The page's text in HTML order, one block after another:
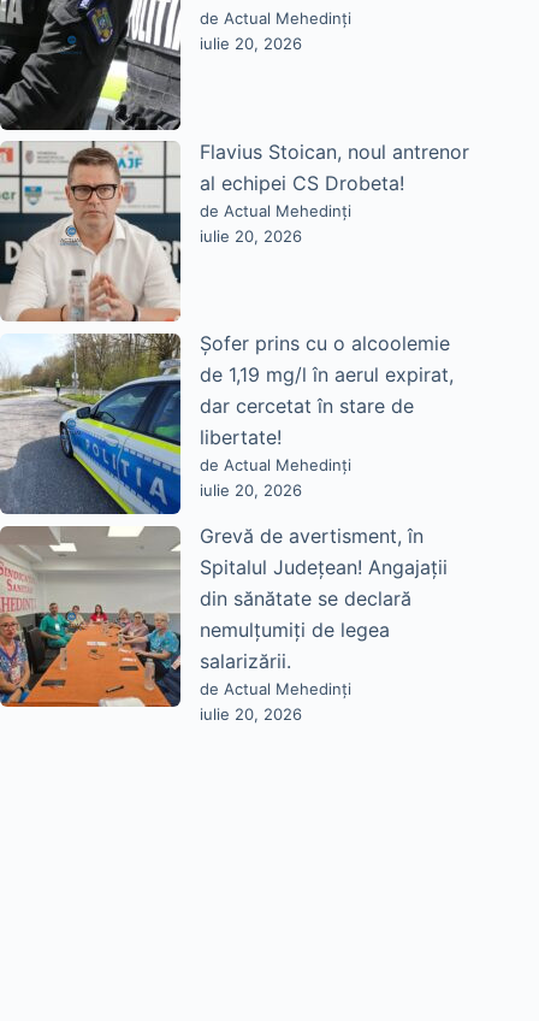
de Actual Mehedinți
iulie 20, 2026
Flavius Stoican, noul antrenor
al echipei CS Drobeta!
de Actual Mehedinți
iulie 20, 2026
Șofer prins cu o alcoolemie
de 1,19 mg/l în aerul expirat,
dar cercetat în stare de
libertate!
de Actual Mehedinți
iulie 20, 2026
Grevă de avertisment, în
Spitalul Județean! Angajații
din sănătate se declară
nemulțumiți de legea
salarizării.
de Actual Mehedinți
iulie 20, 2026